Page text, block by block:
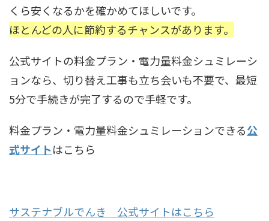
くら安くなるかを確かめてほしいです。
ほとんどの人に節約するチャンスがあります。
公式サイトの料金プラン・電力量料金シュミレーシ
ョンなら、切り替え工事も立ち会いも不要で、最短
5分で手続きが完了するので手軽です。
料金プラン・電力量料金シュミレーションできる公
式サイトはこちら
サステナブルでんき 公式サイトはこちら